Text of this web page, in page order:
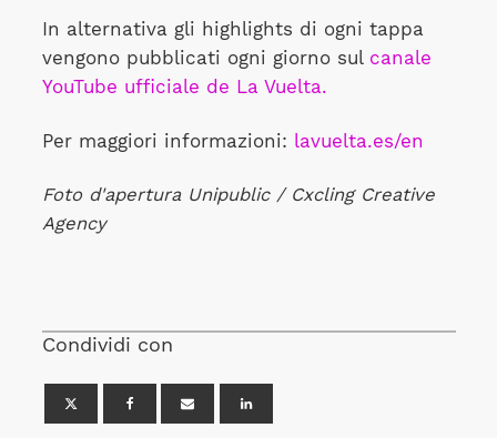
In alternativa gli highlights di ogni tappa
vengono pubblicati ogni giorno sul canale
YouTube ufficiale de La Vuelta.
Per maggiori informazioni: lavuelta.es/en
Foto d'apertura Unipublic / Cxcling Creative
Agency
Condividi con